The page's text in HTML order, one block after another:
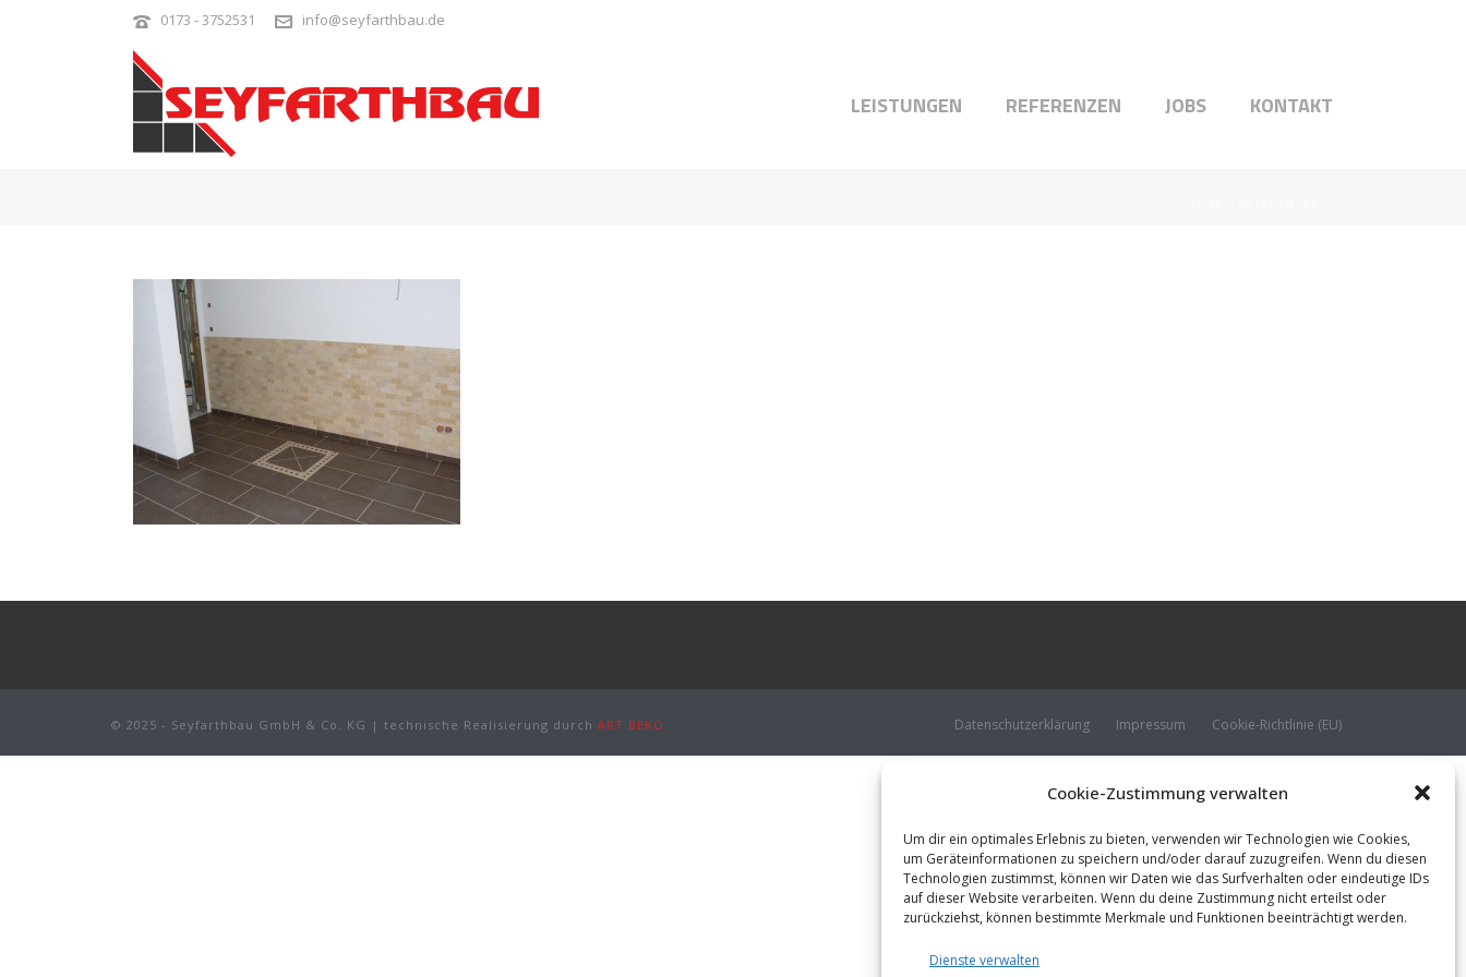
Cookie-Zustimmung verwalten
Um dir ein optimales Erlebnis zu bieten, verwenden wir Technologien wie Cookies,
um Geräteinformationen zu speichern und/oder darauf zuzugreifen. Wenn du diesen
Technologien zustimmst, können wir Daten wie das Surfverhalten oder eindeutige IDs
auf dieser Website verarbeiten. Wenn du deine Zustimmung nicht erteilst oder
zurückziehst, können bestimmte Merkmale und Funktionen beeinträchtigt werden.
Dienste verwalten
0173 - 3752531 info@seyfarthbau.de
LEISTUNGEN REFERENZEN JOBS KONTAKT
© 2025 - Seyfarthbau GmbH & Co. KG | technische Realisierung durch ART.BEKO Datenschutzerklärung Impressum Cookie-Richtlinie (EU)